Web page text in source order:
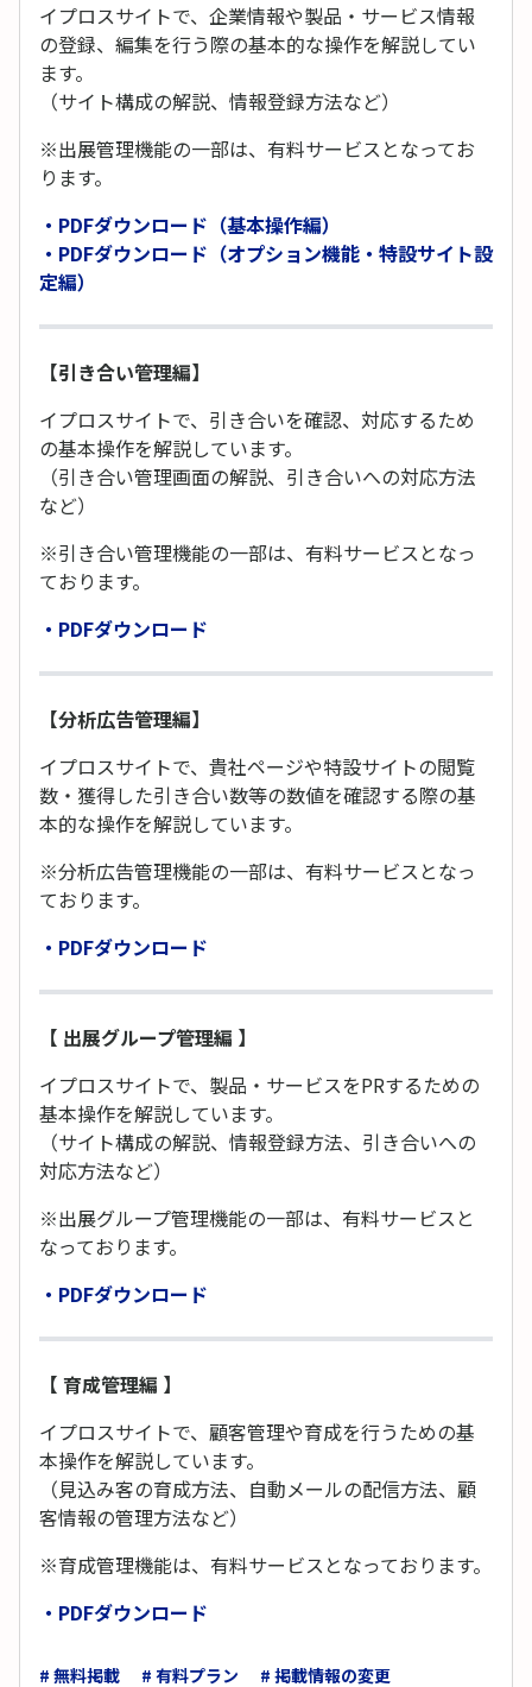
イプロスサイトで、企業情報や製品・サービス情報
の登録、編集を行う際の基本的な操作を解説してい
ます。
（サイト構成の解説、情報登録方法など）
※出展管理機能の一部は、有料サービスとなってお
ります。
・PDFダウンロード（基本操作編）
・PDFダウンロード（オプション機能・特設サイト設
定編）
【引き合い管理編】
イプロスサイトで、引き合いを確認、対応するため
の基本操作を解説しています。
（引き合い管理画面の解説、引き合いへの対応方法
など）
※引き合い管理機能の一部は、有料サービスとなっ
ております。
・PDFダウンロード
【分析広告管理編】
イプロスサイトで、貴社ページや特設サイトの閲覧
数・獲得した引き合い数等の数値を確認する際の基
本的な操作を解説しています。
※分析広告管理機能の一部は、有料サービスとなっ
ております。
・PDFダウンロード
【 出展グループ管理編 】
イプロスサイトで、製品・サービスをPRするための
基本操作を解説しています。
（サイト構成の解説、情報登録方法、引き合いへの
対応方法など）
※出展グループ管理機能の一部は、有料サービスと
なっております。
・PDFダウンロード
【 育成管理編 】
イプロスサイトで、顧客管理や育成を行うための基
本操作を解説しています。
（見込み客の育成方法、自動メールの配信方法、顧
客情報の管理方法など）
※育成管理機能は、有料サービスとなっております。
・PDFダウンロード
# 無料掲載 # 有料プラン # 掲載情報の変更